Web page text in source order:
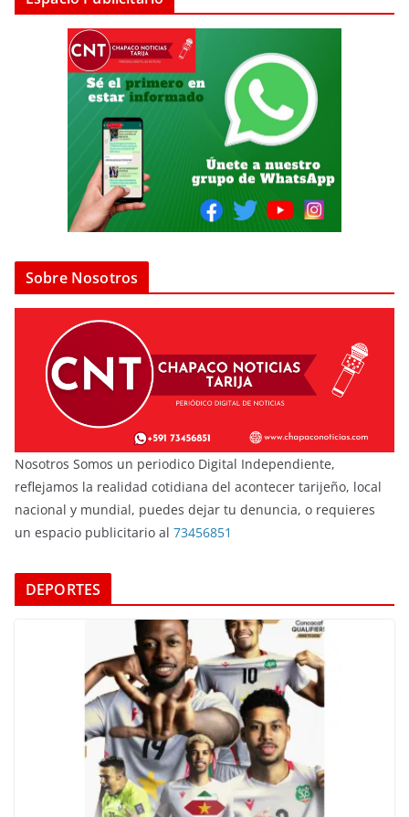
Sobre Nosotros
Nosotros Somos un periodico Digital Independiente,
reflejamos la realidad cotidiana del acontecer tarijeño, local
nacional y mundial, puedes dejar tu denuncia, o requieres
un espacio publicitario al 73456851
DEPORTES